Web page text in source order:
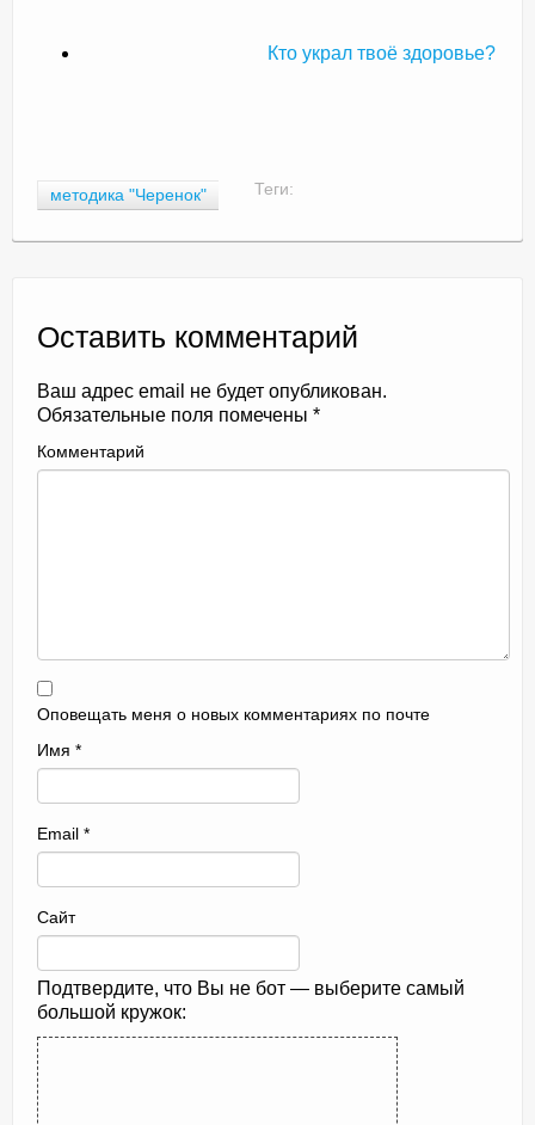
Кто украл твоё здоровье?
Теги:
методика "Черенок"
Оставить комментарий
Ваш адрес email не будет опубликован.
Обязательные поля помечены *
Комментарий
Оповещать меня о новых комментариях по почте
Имя *
Email *
Сайт
Подтвердите, что Вы не бот — выберите самый
большой кружок: